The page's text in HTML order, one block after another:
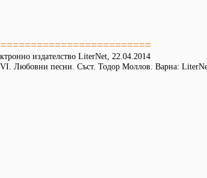
издателство LiterNet, 22.04.2014
Любовни песни. Съст. Тодор Моллов. Варна: